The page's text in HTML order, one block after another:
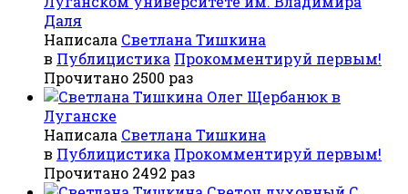
Даля
Написала Светлана Тишкина
в Публицистика Прокомментируй первым!
Прочитано 2500 раз
Олег Щербанюк в
Луганске
Написала Светлана Тишкина
в Публицистика Прокомментируй первым!
Прочитано 2492 раз